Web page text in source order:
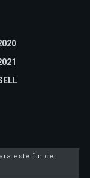
este fin de